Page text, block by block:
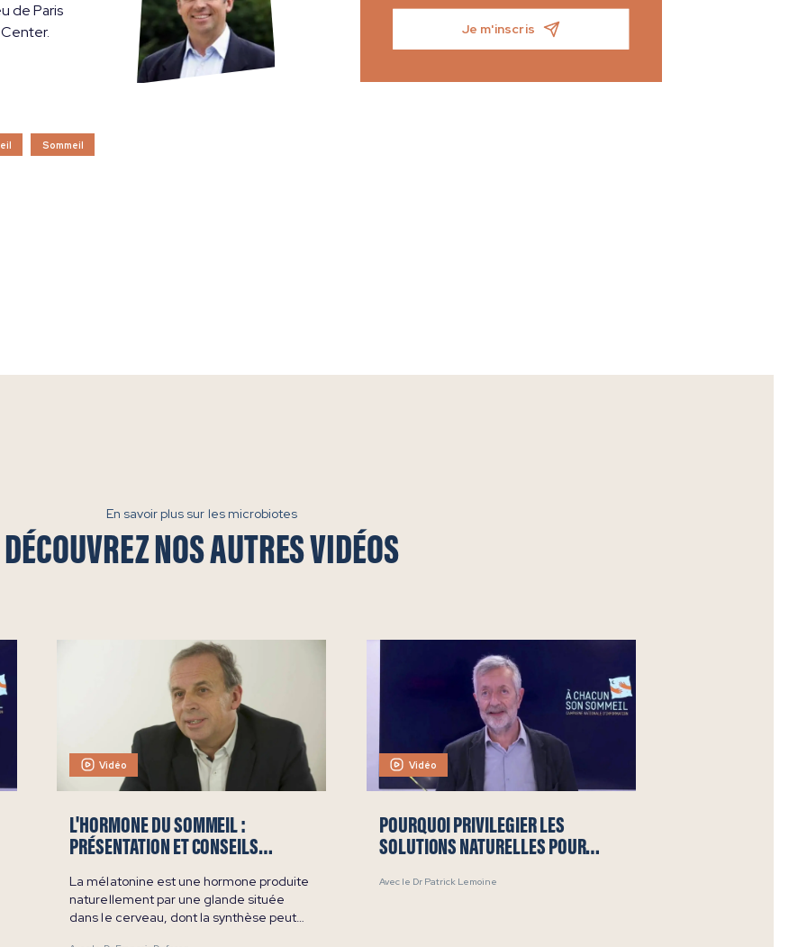
de Paris
Sommeil
Je m'inscris
En savoir plus sur les microbiotes
DÉCOUVREZ NOS AUTRES VIDÉOS
Vidéo
L'HORMONE DU SOMMEIL :
PRÉSENTATION ET CONSEILS
La mélatonine est une hormone produite
naturellement par une glande située
dans le cerveau, dont la synthèse peut
Vidéo
POURQUOI PRIVILÉGIER LES
SOLUTIONS NATURELLES POUR
Avec le Dr Patrick Lemoine